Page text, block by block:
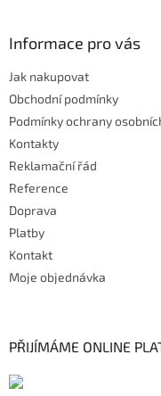
Informace pro vás
Jak nakupovat
Obchodní podmínky
Podmínky ochrany
Kontakty
Reklamační řád
Reference
Doprava
Platby
Kontakt
Moje objednávka
PŘIJÍMÁME ONLINE